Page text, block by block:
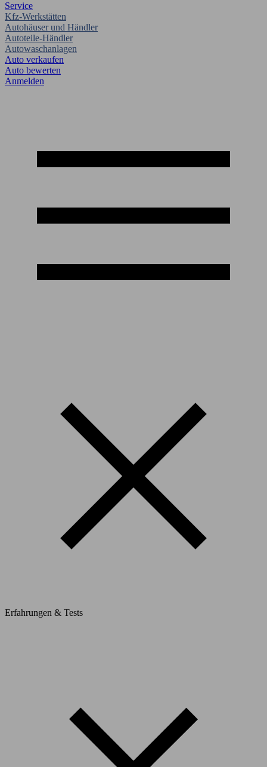
Service
Kfz-Werkstätten
Autohäuser und Händler
Autoteile-Händler
Autowaschanlagen
Auto verkaufen
Auto bewerten
Anmelden
Erfahrungen & Tests